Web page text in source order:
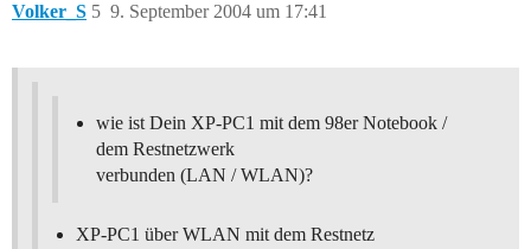
Volker_S 9. September 2004 um 17:41
5
wie ist Dein XP-PC1 mit dem 98er Notebook /
dem Restnetzwerk
verbunden (LAN / WLAN)?
XP-PC1 über WLAN mit dem Restnetz